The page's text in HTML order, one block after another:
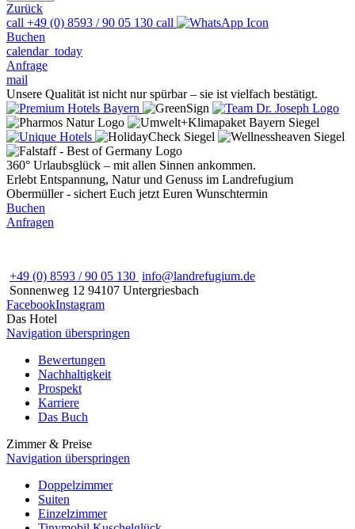
Zurück
call +49 (0) 8593 / 90 05 130 call
Buchen
calendar_today
Anfrage
mail
Unsere Qualität ist nicht nur spürbar – sie ist vielfach bestätigt.
360° Urlaubsglück – mit allen Sinnen ankommen.
Erlebt Entspannung, Natur und Genuss im Landrefugium
Obermüller - sichert Euch jetzt Euren Wunschtermin
Buchen
Anfragen
+49 (0) 8593 / 90 05 130 info@landrefugium.de
Sonnenweg 12 94107 Untergriesbach
FacebookInstagram
Das Hotel
Navigation überspringen
Bewertungen
Nachhaltigkeit
Prospekt
Karriere
Das Buch
Zimmer & Preise
Navigation überspringen
Doppelzimmer
Suiten
Einzelzimmer